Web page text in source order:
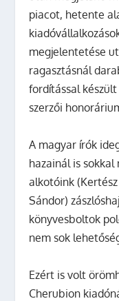
piacot, hetente
megjelentetése
ragasztásnál
fordítással
szerzői
A magyar írók
hazainál is
alkotóink
Sándor)
könyvesboltok
nem sok
Ezért is volt
Cherubion